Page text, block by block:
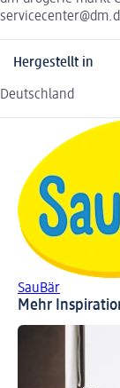
Hergestellt in
Deutschland
SauBär
Mehr